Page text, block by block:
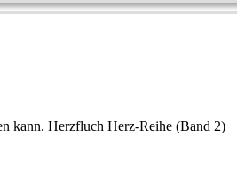
kann. Herzfluch Herz-Reihe (Band 2)